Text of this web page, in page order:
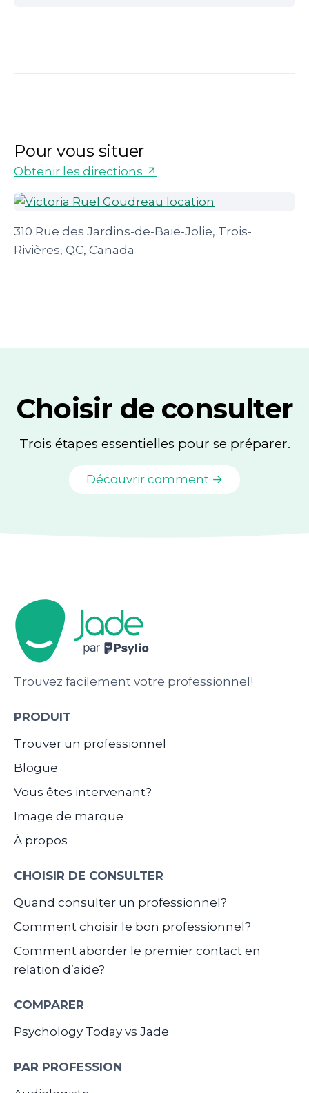
Pour vous situer
Obtenir les directions
310 Rue des Jardins-de-Baie-Jolie, Trois-
Rivières, QC, Canada
Choisir de consulter
Trois étapes essentielles pour se préparer.
Découvrir comment →
Trouvez facilement votre professionnel!
PRODUIT
Trouver un professionnel
Blogue
Vous êtes intervenant?
Image de marque
À propos
CHOISIR DE CONSULTER
Quand consulter un professionnel?
Comment choisir le bon professionnel?
Comment aborder le premier contact en
relation d’aide?
COMPARER
Psychology Today vs Jade
PAR PROFESSION